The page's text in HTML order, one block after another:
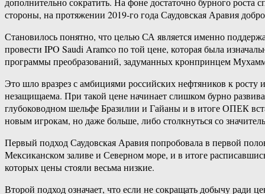
стороны, на протяжении 2019-го года Саудовская Аравия
Становилось понятно, что целью СА является именно
провести IPO Saudi Aramco по той цене, которая была
программы преобразований, задуманных кронпринцем
Это шло вразрез с амбициями российских нефтяников к
незащищаема. При такой цене начинает слишком бурно
глубоководном шельфе Бразилии и Гайаны и в итоге ОПЕК
новым игрокам, но даже больше, либо столкнуться со
Первый подход Саудовская Аравия попробовала в первой
Мексиканском заливе и Северном море, и в итоге
которых цены стояли весьма низкие.
Второй подход означает, что если не сокращать добычу ради